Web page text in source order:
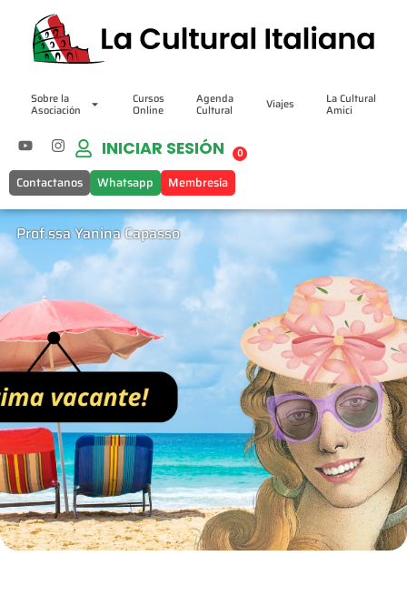
Sobre la
Asociación
Cursos
Online
Agenda
Cultural Viajes La Cultural
Amici
INICIAR SESIÓN 0
Contactanos Whatsapp Membresía
Prof.ssa Yanina Capasso